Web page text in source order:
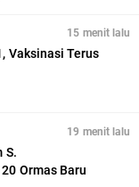
15 menit lalu
Vaksinasi Terus
19 menit lalu
S.
Ormas Baru